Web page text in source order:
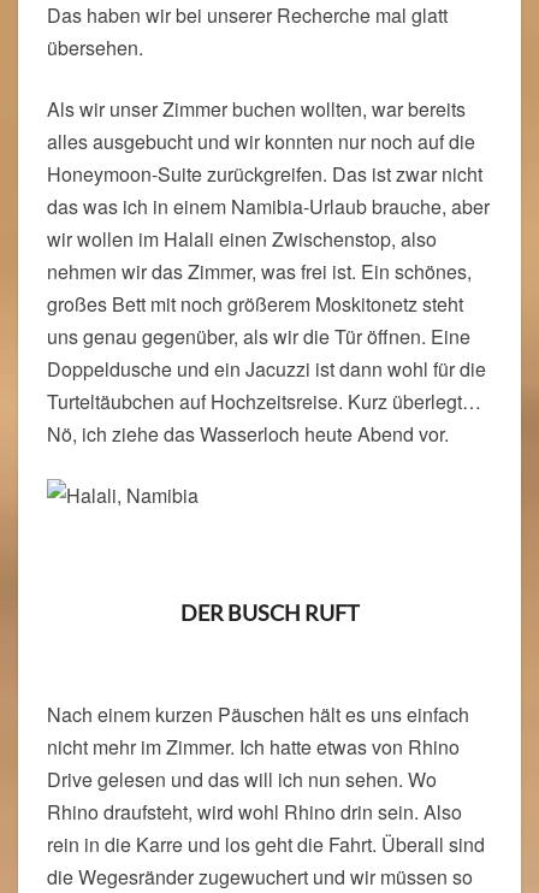
Das haben wir bei unserer Recherche mal glatt
übersehen.
Als wir unser Zimmer buchen wollten, war bereits
alles ausgebucht und wir konnten nur noch auf die
Honeymoon-Suite zurückgreifen. Das ist zwar nicht
das was ich in einem Namibia-Urlaub brauche, aber
wir wollen im Halali einen Zwischenstop, also
nehmen wir das Zimmer, was frei ist. Ein schönes,
großes Bett mit noch größerem Moskitonetz steht
uns genau gegenüber, als wir die Tür öffnen. Eine
Doppeldusche und ein Jacuzzi ist dann wohl für die
Turteltäubchen auf Hochzeitsreise. Kurz überlegt…
Nö, ich ziehe das Wasserloch heute Abend vor.
DER BUSCH RUFT
Nach einem kurzen Päuschen hält es uns einfach
nicht mehr im Zimmer. Ich hatte etwas von Rhino
Drive gelesen und das will ich nun sehen. Wo
Rhino draufsteht, wird wohl Rhino drin sein. Also
rein in die Karre und los geht die Fahrt. Überall sind
die Wegesränder zugewuchert und wir müssen so